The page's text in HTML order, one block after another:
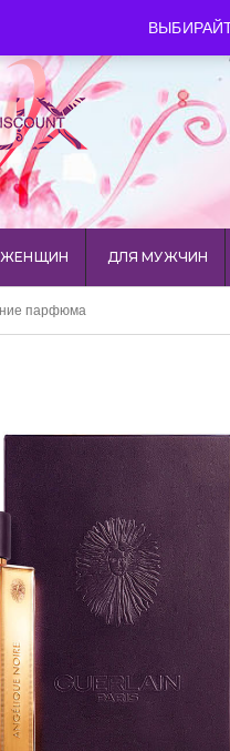
+7 903 544 11 18 г.
ЖЕНЩИН ДЛЯ МУЖЧИН